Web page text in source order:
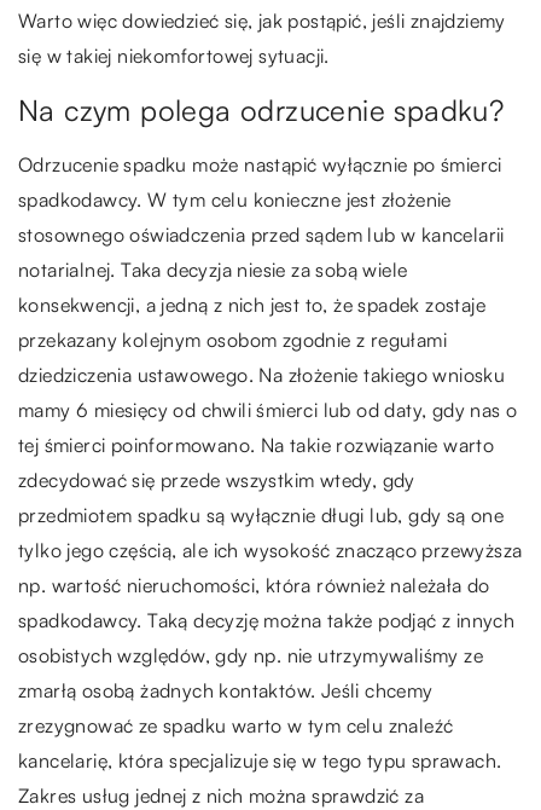
Warto więc dowiedzieć się, jak postąpić, jeśli znajdziemy
się w takiej niekomfortowej sytuacji.
Na czym polega odrzucenie spadku?
Odrzucenie spadku może nastąpić wyłącznie po śmierci
spadkodawcy. W tym celu konieczne jest złożenie
stosownego oświadczenia przed sądem lub w kancelarii
notarialnej. Taka decyzja niesie za sobą wiele
konsekwencji, a jedną z nich jest to, że spadek zostaje
przekazany kolejnym osobom zgodnie z regułami
dziedziczenia ustawowego. Na złożenie takiego wniosku
mamy 6 miesięcy od chwili śmierci lub od daty, gdy nas o
tej śmierci poinformowano. Na takie rozwiązanie warto
zdecydować się przede wszystkim wtedy, gdy
przedmiotem spadku są wyłącznie długi lub, gdy są one
tylko jego częścią, ale ich wysokość znacząco przewyższa
np. wartość nieruchomości, która również należała do
spadkodawcy. Taką decyzję można także podjąć z innych
osobistych względów, gdy np. nie utrzymywaliśmy ze
zmarłą osobą żadnych kontaktów. Jeśli chcemy
zrezygnować ze spadku warto w tym celu znaleźć
kancelarię, która specjalizuje się w tego typu sprawach.
Zakres usług jednej z nich można sprawdzić za